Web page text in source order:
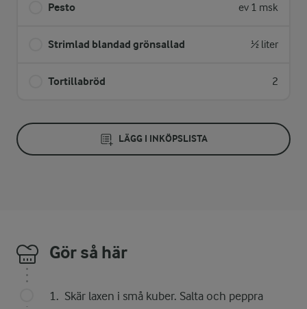
Pesto ev 1 msk
Strimlad blandad grönsallad ½ liter
Tortillabröd 2
LÄGG I INKÖPSLISTA
Gör så här
Skär laxen i små kuber. Salta och peppra